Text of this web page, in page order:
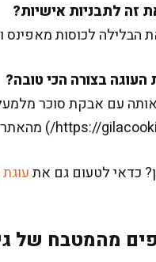
ואפות 20-25 דקות עד שהתייצבו. זה נהדר
עם אבקת סוכר
כדאי לטעום גם את
מהמטבח של